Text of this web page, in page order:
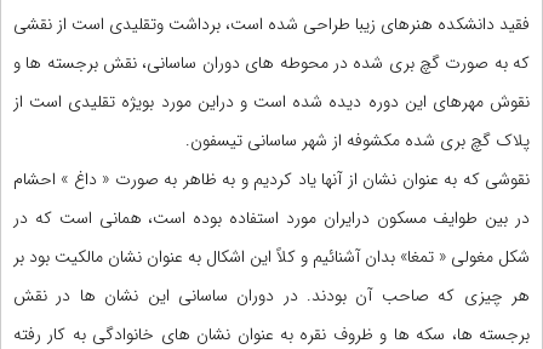
فقید دانشکده هنرهای زیبا طراحی شده است، برداشت وتقلیدی است از نقشی
که به صورت گچ بری شده در محوطه های دوران ساسانی، نقش برجسته ها و
نقوش مهرهای این دوره دیده شده است و دراین مورد بویژه تقلیدی است از
پلاک گچ بری شده مکشوفه از شهر ساسانی تیسفون.
نقوشی که به عنوان نشان از آنها یاد کردیم و به ظاهر به صورت « داغ » احشام
در بین طوایف مسکون درایران مورد استفاده بوده است، همانی است که در
شکل مغولی « تمغا» بدان آشنائیم و کلاً این اشکال به عنوان نشان مالکیت بود بر
هر چیزی که صاحب آن بودند. در دوران ساسانی این نشان ها در نقش
برجسته ها، سکه ها و ظروف نقره به عنوان نشان های خانوادگی به کار رفته